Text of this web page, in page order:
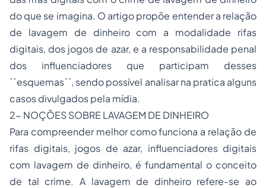
do que se imagina. O artigo propõe entender a relação
de lavagem de dinheiro com a modalidade rifas
digitais, dos jogos de azar, e a responsabilidade penal
dos influenciadores que participam desses
´´esquemas``, sendo possível analisar na pratica alguns
casos divulgados pela mídia.
2- NOÇÕES SOBRE LAVAGEM DE DINHEIRO
Para compreender melhor como funciona a relação de
rifas digitais, jogos de azar, influenciadores digitais
com lavagem de dinheiro, é fundamental o conceito
de tal crime. A lavagem de dinheiro refere-se ao